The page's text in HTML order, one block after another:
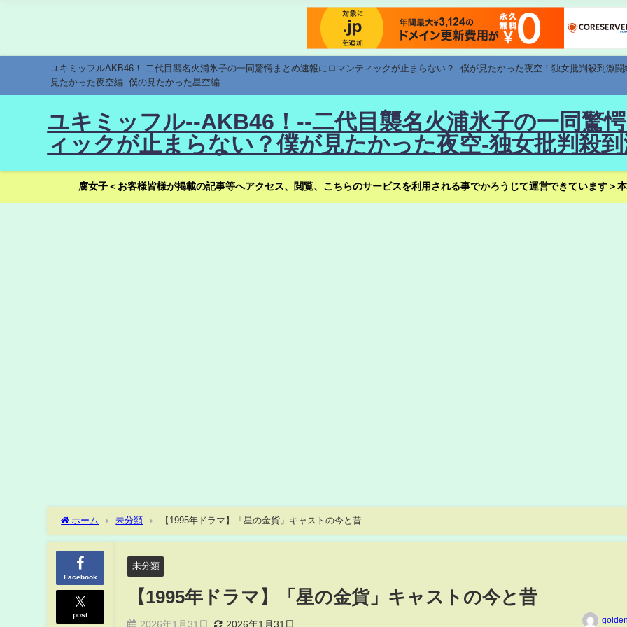
ユキミッフルAKB46！-二代目襲名火浦氷子の一同驚愕まとめ速報にロマンティックが止まらない？--僕が見たかった夜空！独女批判殺到激
見たかった夜空編--僕の見たかった星空編-
ユキミッフル--AKB46！--二代目襲名火浦氷子の一同驚
ィックが止まらない？僕が見たかった夜空-独女批判殺
腐女子＜お客様皆様が掲載の記事等へアクセス、閲覧、こちらのサービスを利用される事でかろうじて運営できています＞
ホーム 未分類 【1995年ドラマ】「星の金貨」キャストの今と昔
Facebook
post
未分類
【1995年ドラマ】「星の金貨」キャストの今と昔
2026年1月31日 2026年1月31日